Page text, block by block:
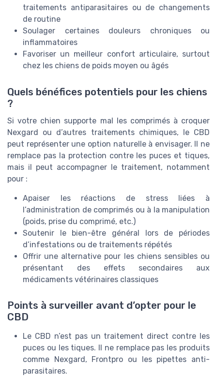
traitements antiparasitaires ou de changements
de routine
Soulager certaines douleurs chroniques ou
inflammatoires
Favoriser un meilleur confort articulaire, surtout
chez les chiens de poids moyen ou âgés
Quels bénéfices potentiels pour les chiens
?
Si votre chien supporte mal les comprimés à croquer
Nexgard ou d’autres traitements chimiques, le CBD
peut représenter une option naturelle à envisager. Il ne
remplace pas la protection contre les puces et tiques,
mais il peut accompagner le traitement, notamment
pour :
Apaiser les réactions de stress liées à
l’administration de comprimés ou à la manipulation
(poids, prise du comprimé, etc.)
Soutenir le bien-être général lors de périodes
d’infestations ou de traitements répétés
Offrir une alternative pour les chiens sensibles ou
présentant des effets secondaires aux
médicaments vétérinaires classiques
Points à surveiller avant d’opter pour le
CBD
Le CBD n’est pas un traitement direct contre les
puces ou les tiques. Il ne remplace pas les produits
comme Nexgard, Frontpro ou les pipettes anti-
parasitaires.